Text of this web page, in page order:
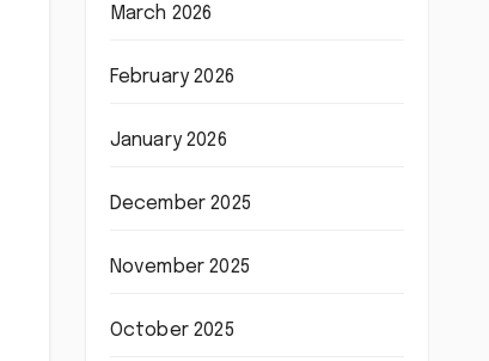
March 2026
February 2026
January 2026
December 2025
November 2025
October 2025